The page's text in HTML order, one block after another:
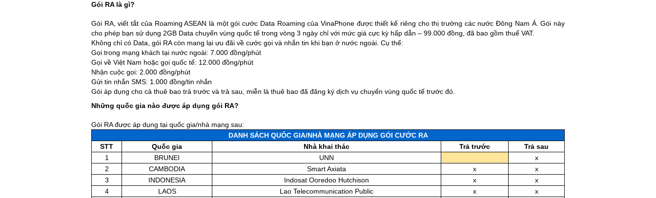
Gói RA là gì?
Gói RA, viết tắt của Roaming ASEAN là một gói cước Data Roaming của VinaPhone được thiết kế riêng cho thị trường các nước Đông Nam Á. Gói này
cho phép bạn sử dụng 2GB Data chuyển vùng quốc tế trong vòng 3 ngày chỉ với mức giá cực kỳ hấp dẫn – 99.000 đồng, đã bao gồm thuế VAT.
Không chỉ có Data, gói RA còn mang lại ưu đãi về cước gọi và nhắn tin khi bạn ở nước ngoài. Cụ thể:
Gọi trong mạng khách tại nước ngoài: 7.000 đồng/phút
Gọi về Việt Nam hoặc gọi quốc tế: 12.000 đồng/phút
Nhận cuộc gọi: 2.000 đồng/phút
Gửi tin nhắn SMS: 1.000 đồng/tin nhắn
Gói áp dụng cho cả thuê bao trả trước và trả sau, miễn là thuê bao đã đăng ký dịch vụ chuyển vùng quốc tế trước đó.
Những quốc gia nào được áp dụng gói RA?
Gói RA được áp dụng tại quốc gia/nhà mạng sau:
DANH SÁCH QUỐC GIA/NHÀ MẠNG ÁP DỤNG GÓI CƯỚC RA
STT
Quốc gia Nhà khai thác Trả trước
Trả sau
1
BRUNEI UNN
x
2
CAMBODIA Smart Axiata x
x
3
INDONESIA Indosat Ooredoo Hutchison x
x
4
LAOS Lao Telecommunication Public x
x